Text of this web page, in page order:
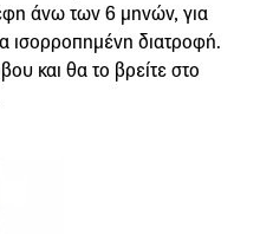
άνω των 6 μηνών, για
ισορροπημένη διατροφή.
και θα το βρείτε στο